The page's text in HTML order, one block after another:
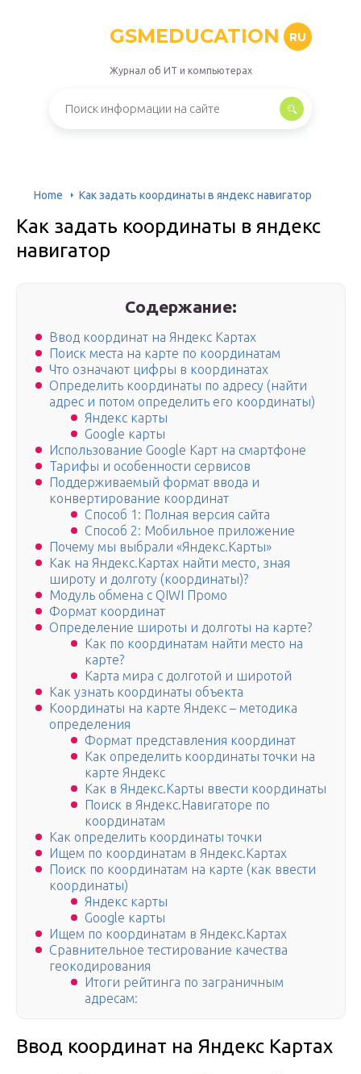
GSMEDUCATION RU
Журнал об ИТ и компьютерах
Home Как задать координаты в яндекс навигатор
Как задать координаты в яндекс
навигатор
Содержание:
Ввод координат на Яндекс Картах
Поиск места на карте по координатам
Что означают цифры в координатах
Определить координаты по адресу (найти
адрес и потом определить его координаты)
Яндекс карты
Google карты
Использование Google Карт на смартфоне
Тарифы и особенности сервисов
Поддерживаемый формат ввода и
конвертирование координат
Способ 1: Полная версия сайта
Способ 2: Мобильное приложение
Почему мы выбрали «Яндекс.Карты»
Как на Яндекс.Картах найти место, зная
широту и долготу (координаты)?
Модуль обмена с QIWI Промо
Формат координат
Определение широты и долготы на карте?
Как по координатам найти место на
карте?
Карта мира с долготой и широтой
Как узнать координаты объекта
Координаты на карте Яндекс – методика
определения
Формат представления координат
Как определить координаты точки на
карте Яндекс
Как в Яндекс.Карты ввести координаты
Поиск в Яндекс.Навигаторе по
координатам
Как определить координаты точки
Ищем по координатам в Яндекс.Картах
Поиск по координатам на карте (как ввести
координаты)
Яндекс карты
Google карты
Ищем по координатам в Яндекс.Картах
Сравнительное тестирование качества
геокодирования
Итоги рейтинга по заграничным
адресам:
Ввод координат на Яндекс Картах